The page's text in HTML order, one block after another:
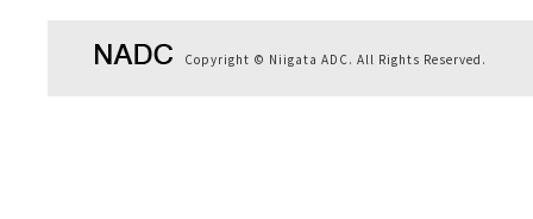
Copyright © Niigata ADC. All Rights Reserved.